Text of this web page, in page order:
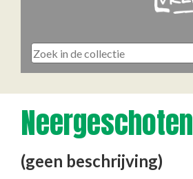
Neergeschoten
(geen beschrijving)